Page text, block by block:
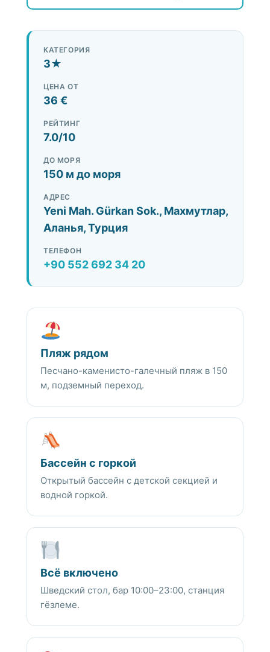
+90 552 692 34 20
WhatsApp +90 552 692 34 20
КАТЕГОРИЯ
3★
ЦЕНА ОТ
36 €
РЕЙТИНГ
7.0/10
ДО МОРЯ
150 м до моря
АДРЕС
Yeni Mah. Gürkan Sok., Махмутлар,
Аланья, Турция
ТЕЛЕФОН
+90 552 692 34 20
Пляж рядом
Песчано-каменисто-галечный пляж в 150
м, подземный переход.
Бассейн с горкой
Открытый бассейн с детской секцией и
водной горкой.
Всё включено
Шведский стол, бар 10:00–23:00, станция
гёзлеме.